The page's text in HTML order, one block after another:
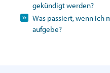
gekündigt werden?
Was passiert, wenn ich
aufgebe?